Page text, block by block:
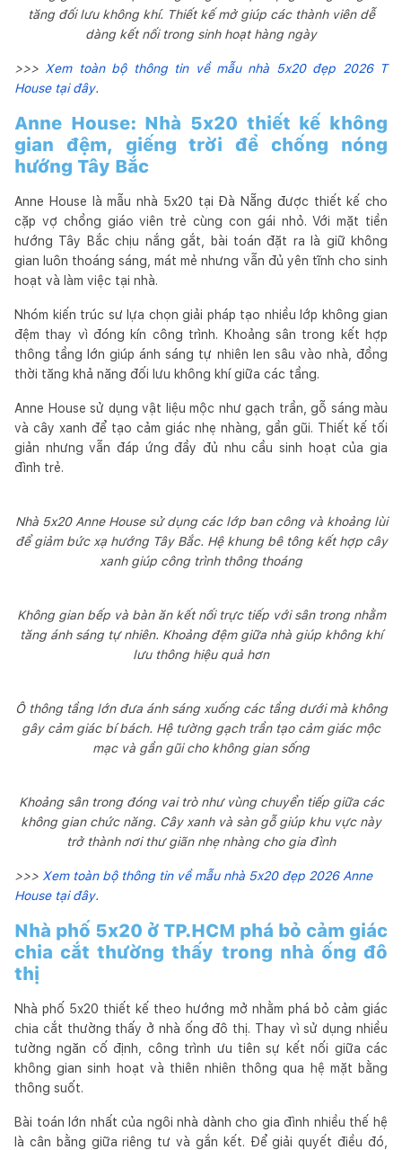
tăng đối lưu không khí. Thiết kế mở giúp các thành viên dễ
dàng kết nối trong sinh hoạt hàng ngày
>>> Xem toàn bộ thông tin về mẫu nhà 5x20 đẹp 2026 T
House tại đây.
Anne House: Nhà 5x20 thiết kế không
gian đệm, giếng trời để chống nóng
hướng Tây Bắc
Anne House là mẫu nhà 5x20 tại Đà Nẵng được thiết kế cho
cặp vợ chồng giáo viên trẻ cùng con gái nhỏ. Với mặt tiền
hướng Tây Bắc chịu nắng gắt, bài toán đặt ra là giữ không
gian luôn thoáng sáng, mát mẻ nhưng vẫn đủ yên tĩnh cho sinh
hoạt và làm việc tại nhà.
Nhóm kiến trúc sư lựa chọn giải pháp tạo nhiều lớp không gian
đệm thay vì đóng kín công trình. Khoảng sân trong kết hợp
thông tầng lớn giúp ánh sáng tự nhiên len sâu vào nhà, đồng
thời tăng khả năng đối lưu không khí giữa các tầng.
Anne House sử dụng vật liệu mộc như gạch trần, gỗ sáng màu
và cây xanh để tạo cảm giác nhẹ nhàng, gần gũi. Thiết kế tối
giản nhưng vẫn đáp ứng đầy đủ nhu cầu sinh hoạt của gia
đình trẻ.
Nhà 5x20 Anne House sử dụng các lớp ban công và khoảng lùi
để giảm bức xạ hướng Tây Bắc. Hệ khung bê tông kết hợp cây
xanh giúp công trình thông thoáng
Không gian bếp và bàn ăn kết nối trực tiếp với sân trong nhằm
tăng ánh sáng tự nhiên. Khoảng đệm giữa nhà giúp không khí
lưu thông hiệu quả hơn
Ô thông tầng lớn đưa ánh sáng xuống các tầng dưới mà không
gây cảm giác bí bách. Hệ tường gạch trần tạo cảm giác mộc
mạc và gần gũi cho không gian sống
Khoảng sân trong đóng vai trò như vùng chuyển tiếp giữa các
không gian chức năng. Cây xanh và sàn gỗ giúp khu vực này
trở thành nơi thư giãn nhẹ nhàng cho gia đình
>>> Xem toàn bộ thông tin về mẫu nhà 5x20 đẹp 2026 Anne
House tại đây.
Nhà phố 5x20 ở TP.HCM phá bỏ cảm giác
chia cắt thường thấy trong nhà ống đô
thị
Nhà phố 5x20 thiết kế theo hướng mở nhằm phá bỏ cảm giác
chia cắt thường thấy ở nhà ống đô thị. Thay vì sử dụng nhiều
tường ngăn cố định, công trình ưu tiên sự kết nối giữa các
không gian sinh hoạt và thiên nhiên thông qua hệ mặt bằng
thông suốt.
Bài toán lớn nhất của ngôi nhà dành cho gia đình nhiều thế hệ
là cân bằng giữa riêng tư và gắn kết. Để giải quyết điều đó,